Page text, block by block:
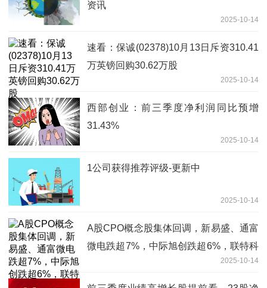
资讯
2025-10-14
速看：保诚(02378)10月13日斥资310.41
万英镑回购30.62万股
2025-10-14
西部创业：前三季度净利润同比预增
31.43%
2025-10-14
1公司获得推荐评级-更新中
2025-10-14
A股CPO概念股集体回调，新易盛、通富
微电跌超7%，中际旭创跌超6%，联特科
技、德科立、剑桥科技、烽火通信跌超
4%
2025-10-14